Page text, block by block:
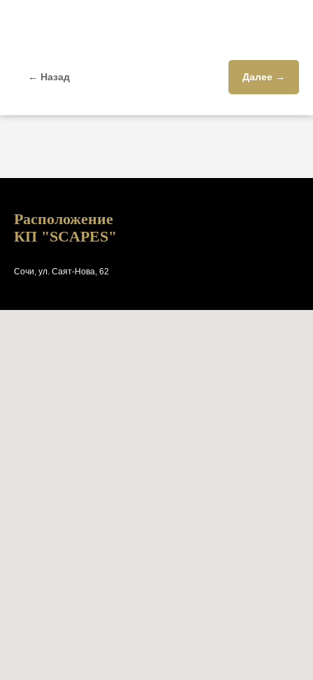
← Назад Далее →
Расположение
КП "SCAPES"
Сочи, ул. Саят-Нова, 62